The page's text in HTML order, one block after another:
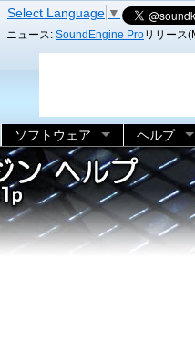
Select Language ▼
ニュース: SoundEngine Proリリース
ソフトウェア ヘルプ